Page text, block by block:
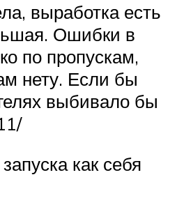
выработка есть
Ошибки в
по пропускам,
нету. Если бы
выбивало бы
как себя